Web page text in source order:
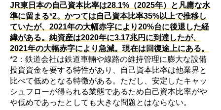
JR東日本の自己資本比率は28.1%（2025年）と凡庸な水
準に留まる*2。かつては自己資本比率35%以上で推移し
ていたが、2021年の大幅赤字により20%台に後退した経
緯がある。純資産は2020年に3.17兆円に到達したが、
2021年の大幅赤字により急減。現在は回復途上にある。
*2：鉄道会社は鉄道車輛や線路の維持管理に膨大な設備
投資資金を要する特性があり、自己資本比率は他業界と
比べて低めとなる特徴がある。ただし、安定したキャッ
シュフローが得られる業態であるため自己資本比率がや
や低めであったとしても大きな問題とはならない。